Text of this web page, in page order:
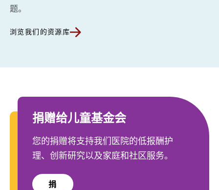
题。
浏览我们的资源库
捐赠给儿童基金会
您的捐赠将支持我们医院的低报酬护
理、创新研究以及家庭和社区服务。
捐